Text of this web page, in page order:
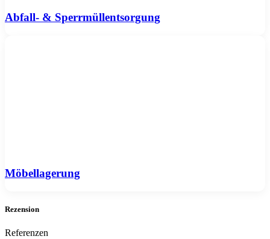
Abfall- & Sperrmüllentsorgung
Möbellagerung
Rezension
Referenzen